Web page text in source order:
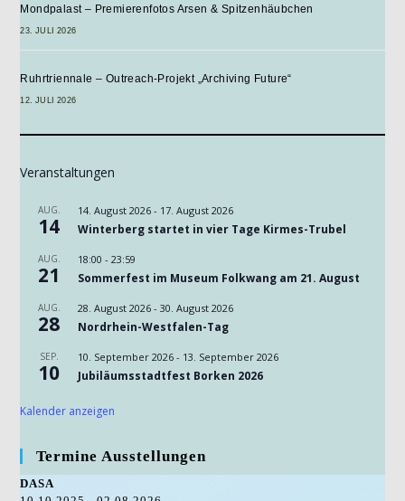
Mondpalast – Premierenfotos Arsen & Spitzenhäubchen
23. JULI 2026
Ruhrtriennale – Outreach-Projekt „Archiving Future“
12. JULI 2026
Veranstaltungen
AUG.
14
14. August 2026 - 17. August 2026
Winterberg startet in vier Tage Kirmes-Trubel
AUG.
21
18:00 -23:59
Sommerfest im Museum Folkwang am 21. August
AUG.
28
28. August 2026 -30. August 2026
Nordrhein-Westfalen-Tag
SEP.
10
10. September 2026 - 13. September 2026
Jubiläumsstadtfest Borken 2026
Kalender anzeigen
Termine Ausstellungen
DASA